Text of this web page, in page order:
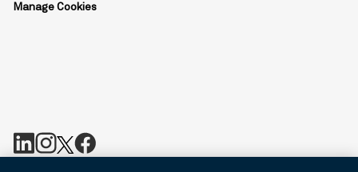
Manage Cookies